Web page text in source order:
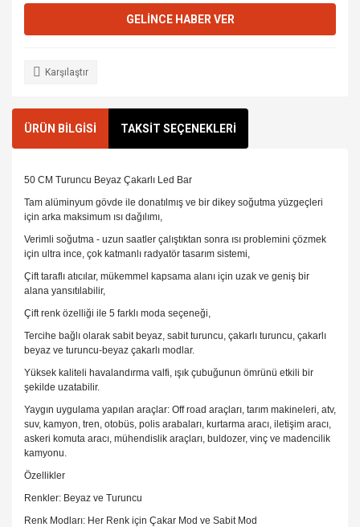
GELİNCE HABER VER
Karşılaştır
ÜRÜN BİLGİSİ TAKSİT SEÇENEKLERİ
50 CM Turuncu Beyaz Çakarlı Led Bar
Tam alüminyum gövde ile donatılmış ve bir dikey soğutma yüzgeçleri
için arka maksimum ısı dağılımı,
Verimli soğutma - uzun saatler çalıştıktan sonra ısı problemini çözmek
için ultra ince, çok katmanlı radyatör tasarım sistemi,
Çift taraflı atıcılar, mükemmel kapsama alanı için uzak ve geniş bir
alana yansıtılabilir,
Çift renk özelliği ile 5 farklı moda seçeneği,
Tercihe bağlı olarak sabit beyaz, sabit turuncu, çakarlı turuncu, çakarlı
beyaz ve turuncu-beyaz çakarlı modlar.
Yüksek kaliteli havalandırma valfi, ışık çubuğunun ömrünü etkili bir
şekilde uzatabilir.
Yaygın uygulama yapılan araçlar: Off road araçları, tarım makineleri, atv,
suv, kamyon, tren, otobüs, polis arabaları, kurtarma aracı, iletişim aracı,
askeri komuta aracı, mühendislik araçları, buldozer, vinç ve madencilik
kamyonu.
Özellikler
Renkler: Beyaz ve Turuncu
Renk Modları: Her Renk için Çakar Mod ve Sabit Mod